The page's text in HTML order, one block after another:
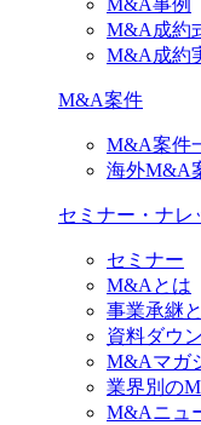
M&A成約
M&A成約
M&A案件
M&A案件
海外M&A
セミナー・ナレ
セミナー
M&Aとは
事業承継
資料ダウ
M&Aマガ
業界別の
M&Aニュ